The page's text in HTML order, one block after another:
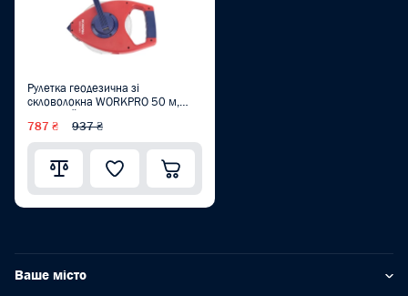
Рулетка геодезична зі
скловолокна WORKPRO 50 м,
787 ₴ 937 ₴
Ваше місто